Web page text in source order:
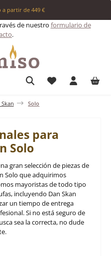
a partir de 449 €
de nuestro formulario de
.
Tienes 0
Skan Solo
para
Solo
gran selección de piezas de
Solo que adquirimos
mayoristas de todo tipo
incluyendo Dan Skan
un tiempo de entrega
Si no está seguro de
sea la correcta, no dude